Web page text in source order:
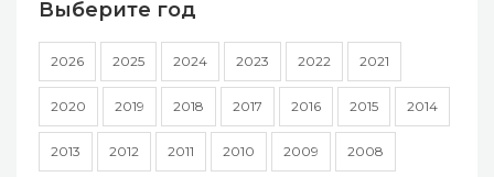
Выберите год
2026 2025 2024 2023 2022 2021
2020 2019 2018 2017 2016 2015 2014
2013 2012 2011 2010 2009 2008